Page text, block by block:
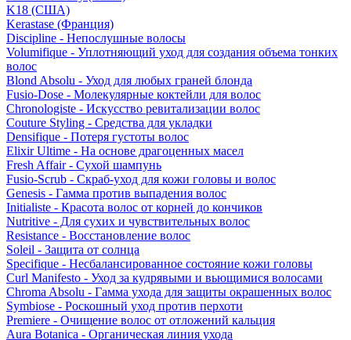
K18 (США)
Kerastase (Франция)
Discipline - Непослушные волосы
Volumifique - Уплотняющий уход для создания объема тонких
волос
Blond Absolu - Уход для любых граней блонда
Fusio-Dose - Молекулярные коктейли для волос
Chronologiste - Искусство ревитализации волос
Couture Styling - Средства для укладки
Densifique - Потеря густоты волос
Elixir Ultime - На основе драгоценных масел
Fresh Affair - Сухой шампунь
Fusio-Scrub - Скраб-уход для кожи головы и волос
Genesis - Гамма против выпадения волос
Initialiste - Красота волос от корней до кончиков
Nutritive - Для сухих и чувствительных волос
Resistance - Восстановление волос
Soleil - Защита от солнца
Specifique - Несбалансированное состояние кожи головы
Curl Manifesto - Уход за кудрявыми и вьющимися волосами
Chroma Absolu - Гамма ухода для защиты окрашенных волос
Symbiose - Роскошный уход против перхоти
Premiere - Очищение волос от отложений кальция
Aura Botanica - Органическая линия ухода